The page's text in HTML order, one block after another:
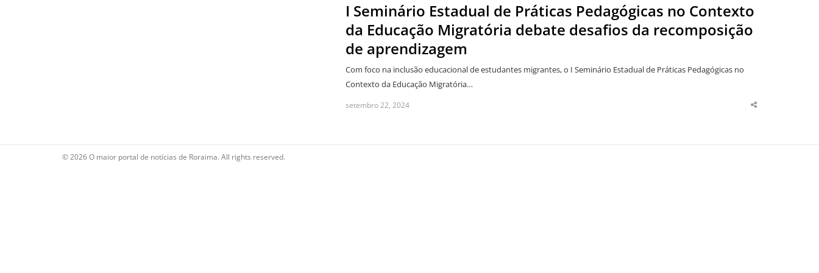
I Seminário Estadual de Práticas Pedagógicas no Contexto
da Educação Migratória debate desafios da recomposição
de aprendizagem
Com foco na inclusão educacional de estudantes migrantes, o I Seminário Estadual de Práticas Pedagógicas no
Contexto da Educação Migratória…
setembro 22, 2024
Share
© 2026 O maior portal de notícias de Roraima. All rights reserved.